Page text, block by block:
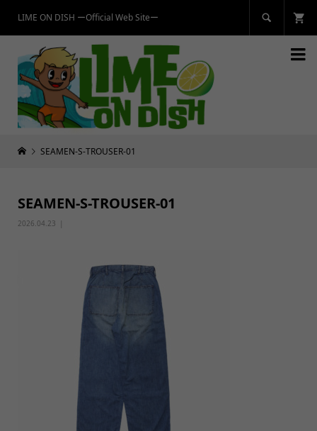
LIME ON DISH ーOfficial Web Siteー 

SEAMEN-S-TROUSER-01
SEAMEN-S-TROUSER-01
2026.04.23